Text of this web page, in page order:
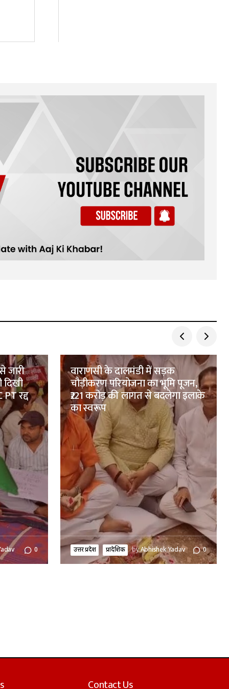
जारी
रद्द
0
वाराणसी के दालमंडी में सड़क
चौड़ीकरण परियोजना का भूमि पूजन,
₹221 करोड़ की लागत से बदलेगा इलाके
का स्वरूप
उत्तर प्रदेश प्रादेशिक byAbhishek Yadav 0
Contact Us